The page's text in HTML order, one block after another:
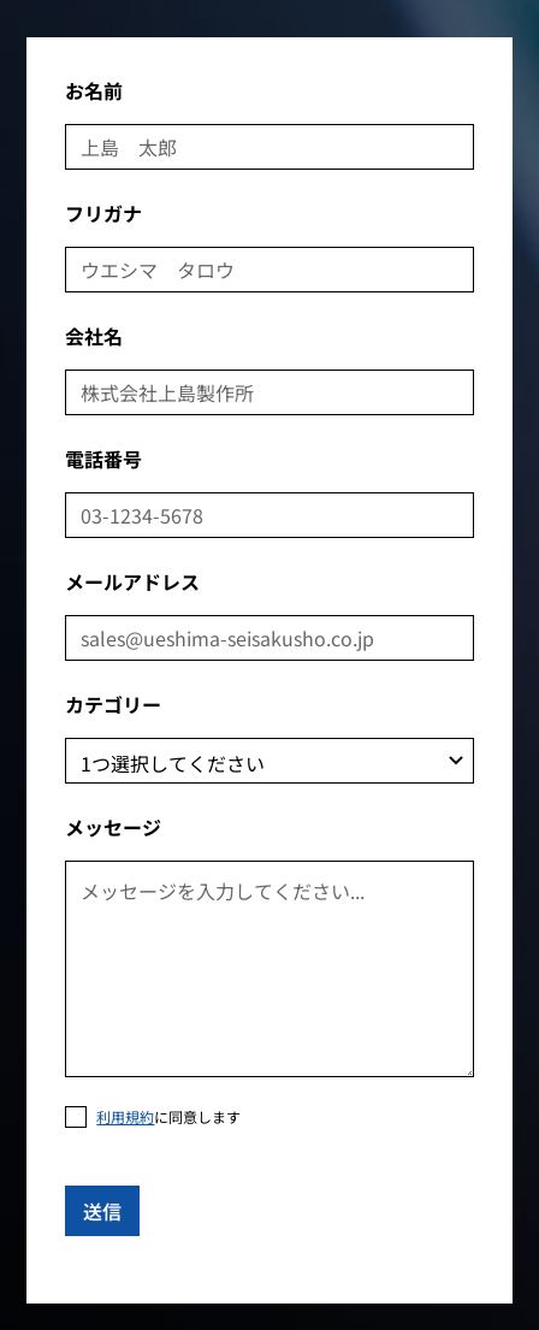
お名前
フリガナ
会社名
電話番号
メールアドレス
カテゴリー
メッセージ
利用規約に同意します